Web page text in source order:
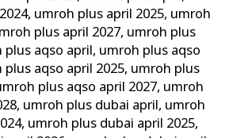
, umroh plus april 2025, umroh
plus april 2027, umroh plus
plus aqso april, umroh plus aqso
plus aqso april 2025, umroh plus
plus aqso april 2027, umroh
, umroh plus dubai april, umroh
, umroh plus dubai april 2025,